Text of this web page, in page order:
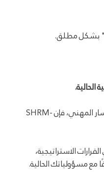
بشكل مطلق.
الحالية.
فإذا كنت في بداية أو منتصف المسار المهني، فإن SHRM-
الاستراتيجية،